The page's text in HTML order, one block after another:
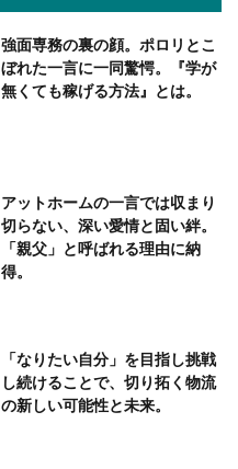
強面専務の裏の顔。ポロリとこ
ぼれた一言に一同驚愕。『学が
無くても稼げる方法』とは。
アットホームの一言では収まり
切らない、深い愛情と固い絆。
「親父」と呼ばれる理由に納
得。
「なりたい自分」を目指し挑戦
し続けることで、切り拓く物流
の新しい可能性と未来。